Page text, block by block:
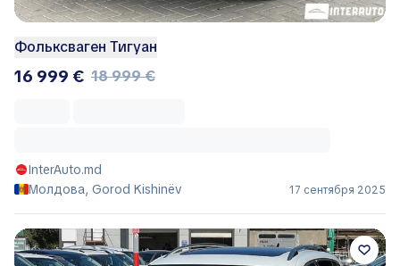
Фольксваген Тигуан
16 999 € 18 999 €
InterAuto.md
Молдова, Gorod Kishinëv
17 сентября 2025